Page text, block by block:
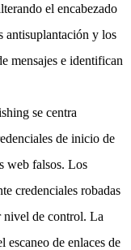
el encabezado
antisuplantación y los
mensajes e identifican
se centra
de inicio de
web falsos. Los
credenciales robadas
nivel de control. La
de enlaces de